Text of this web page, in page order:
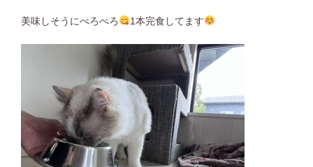
美味しそうにぺろぺろ 1本完食してます